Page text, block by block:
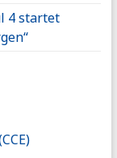
4 startet